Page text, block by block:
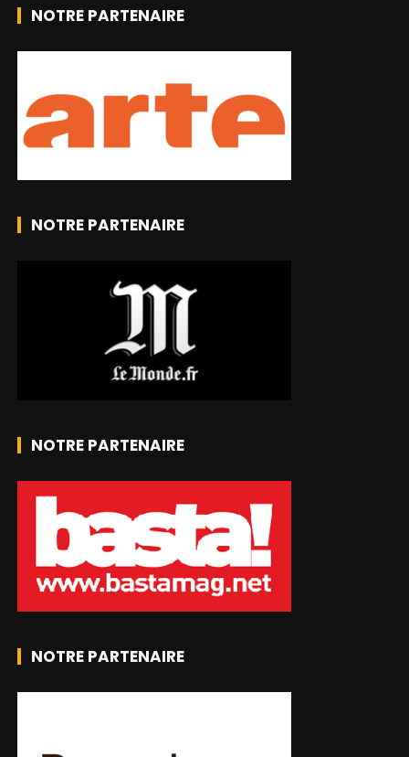
NOTRE PARTENAIRE
NOTRE PARTENAIRE
NOTRE PARTENAIRE
NOTRE PARTENAIRE